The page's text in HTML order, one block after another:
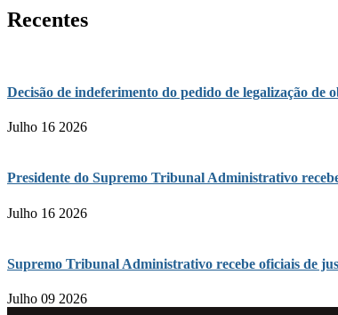
Recentes
Decisão de indeferimento do pedido de legalização de
Julho 16 2026
Presidente do Supremo Tribunal Administrativo
Julho 16 2026
Supremo Tribunal Administrativo recebe oficiais de
Julho 09 2026